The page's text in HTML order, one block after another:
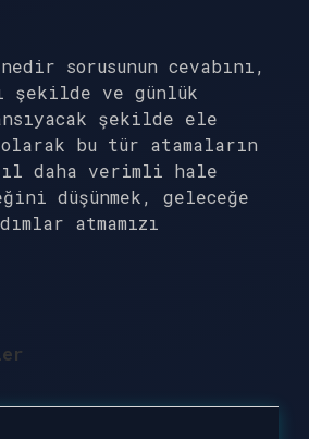
sorusunun cevabını,
şekilde ve günlük
şekilde ele
bu tür atamaların
daha verimli hale
düşünmek, geleceğe
atmamızı